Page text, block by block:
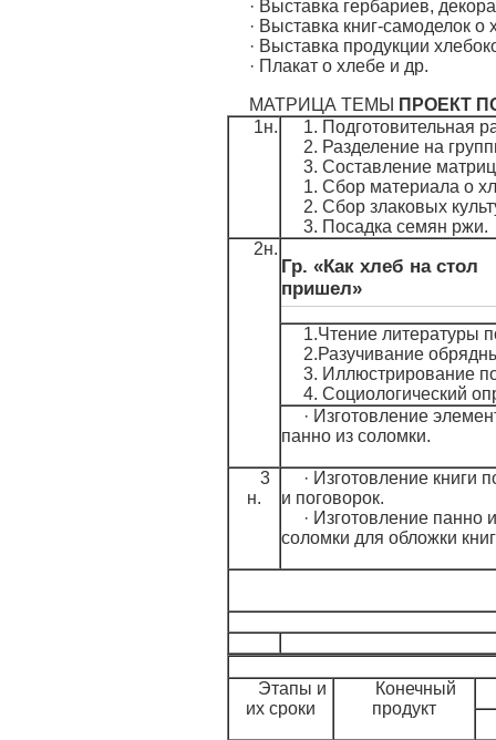
· Выставка гербариев,
· Выставка книг-самоделок о
· Выставка продукции
· Плакат о хлебе и др.
МАТРИЦА ТЕМЫ
ПРОЕКТ
1н.
1. Подготовительная
2. Разделение на
3. Составление
1. Сбор материала о
2. Сбор злаковых
3. Посадка семян ржи.
2н.
Гр. «Как хлеб на стол
пришел»
1.Чтение литературы
2.Разучивание
3. Иллюстрирование
4. Социологический
· Изготовление
панно из соломки.
3
н.
· Изготовление книги
и поговорок.
· Изготовление панно
соломки для обложки
Этапы и
их сроки
Конечный
продукт